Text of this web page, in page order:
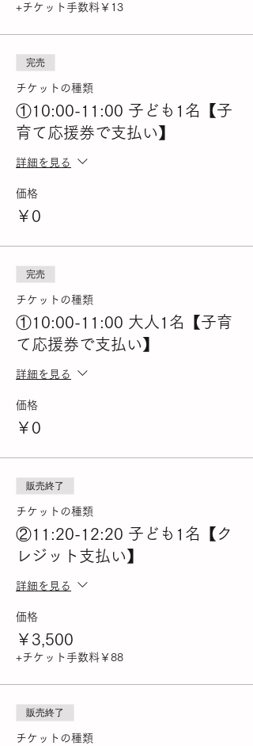
+チケット手数料￥13
完売
チケットの種類
①10:00-11:00 子ども1名【子
育て応援券で支払い】
詳細を見る
価格
￥0
完売
チケットの種類
①10:00-11:00 大人1名【子育
て応援券で支払い】
詳細を見る
価格
￥0
販売終了
チケットの種類
②11:20-12:20 子ども1名【ク
レジット支払い】
詳細を見る
価格
￥3,500
+チケット手数料￥88
販売終了
チケットの種類